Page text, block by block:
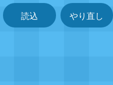
読込 やり直し